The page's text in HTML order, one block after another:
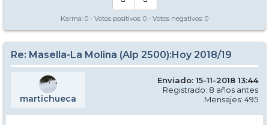
Karma: 0 - Votos positivos: 0 - Votos negativos: 0
Re: Masella-La Molina (Alp 2500):Hoy 2018/19
martichueca
Enviado: 15-11-2018 13:44
Registrado: 8 años antes
Mensajes: 495